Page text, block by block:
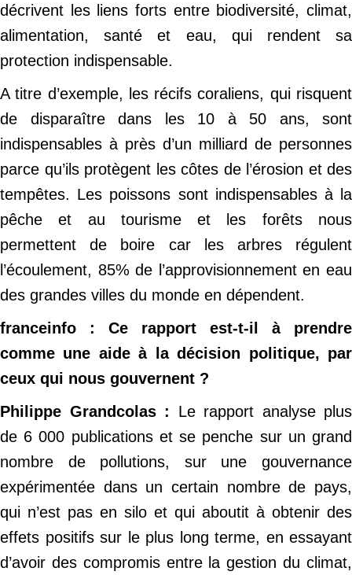
décrivent les liens forts entre biodiversité, climat,
alimentation, santé et eau, qui rendent sa
protection indispensable.
A titre d’exemple, les récifs coraliens, qui risquent
de disparaître dans les 10 à 50 ans, sont
indispensables à près d’un milliard de personnes
parce qu’ils protègent les côtes de l’érosion et des
tempêtes. Les poissons sont indispensables à la
pêche et au tourisme et les forêts nous
permettent de boire car les arbres régulent
l’écoulement, 85% de l’approvisionnement en eau
des grandes villes du monde en dépendent.
franceinfo : Ce rapport est-t-il à prendre
comme une aide à la décision politique, par
ceux qui nous gouvernent ?
Philippe Grandcolas : Le rapport analyse plus
de 6 000 publications et se penche sur un grand
nombre de pollutions, sur une gouvernance
expérimentée dans un certain nombre de pays,
qui n’est pas en silo et qui aboutit à obtenir des
effets positifs sur le plus long terme, en essayant
d’avoir des compromis entre la gestion du climat,